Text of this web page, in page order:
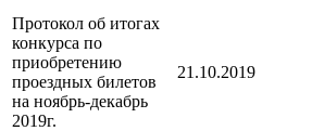
Протокол об итогах
конкурса по
приобретению
проездных билетов
на ноябрь-декабрь
2019г.
21.10.2019